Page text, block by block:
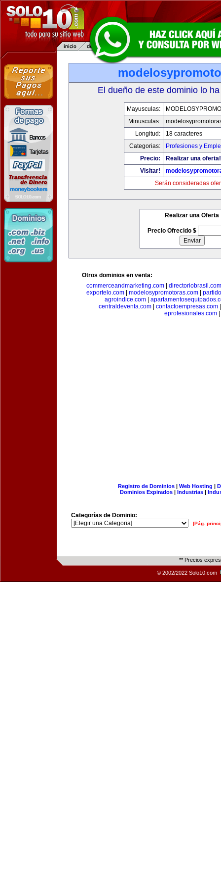
El dueño de este dominio lo
Mayusculas:
Minusculas:
Longitud:
18 caracteres
Categorias:
Profesiones y
Precio:
Realizar una oferta!
Visitar!
Serán consideradas
Realizar una Oferta
Precio Ofrecido $
Otros dominios en venta:
commerceandmarketing.com| directoriobrasil.com
exportelo.com
modelosypromotoras.com
agroindice.com
centraldeventa.com
contactoempresas.com
eprofesionales.com|
Registro de Dominios| Web Hosting |
Dominios Expirados | Industrias |
Categorías de Dominio:
[Pág.
** Precios
© 2002/2022 Solo10.com